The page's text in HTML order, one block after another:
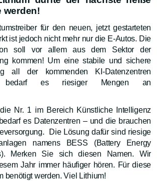
werden!
für den neuen, jetzt gestarteten
ist jedoch nicht mehr nur die E-Autos. Die
soll vor allem aus dem Sektor der
kommen! Um eine stabile und sichere
all der kommenden KI-Datenzentren
bedarf es riesiger Mengen an
Nr. 1 im Bereich Künstliche Intelligenz
es Datenzentren – und die brauchen
Die Lösung dafür sind riesige
namens BESS (Battery Energy
Merken Sie sich diesen Namen. Wir
Jahr immer häufiger hören. Für diese
benötigt werden. Viel Lithium!